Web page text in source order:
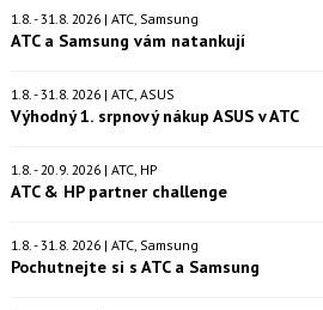
1.8. - 31.8. 2026 | ATC, Samsung
ATC a Samsung vám natankují
1.8. - 31.8. 2026 | ATC, ASUS
Výhodný 1. srpnový nákup ASUS v ATC
1.8. - 20.9. 2026 | ATC, HP
ATC & HP partner challenge
1.8. - 31.8. 2026 | ATC, Samsung
Pochutnejte si s ATC a Samsung